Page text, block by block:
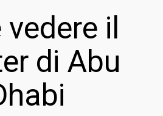
il
di Abu